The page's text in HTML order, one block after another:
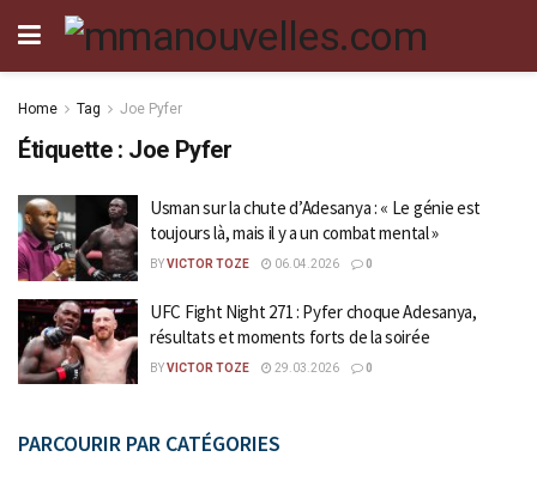
Home Tag Joe Pyfer
Étiquette : Joe Pyfer
Usman sur la chute d’Adesanya : « Le génie est
toujours là, mais il y a un combat mental »
BYVICTOR TOZE 06.04.2026 0
UFC Fight Night 271 : Pyfer choque Adesanya,
résultats et moments forts de la soirée
BYVICTOR TOZE 29.03.2026 0
PARCOURIR PAR CATÉGORIES